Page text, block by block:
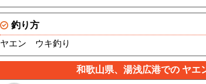
釣り方
ヤエン ウキ釣り
和歌山県、湯浅広港での ヤエ